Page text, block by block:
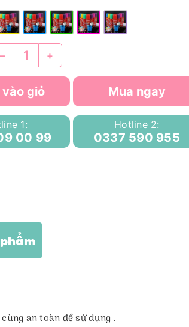
– +
vào giỏ Mua ngay
1:
00 99
Hotline 2:
0337 590 955
an toàn để sử dụng .